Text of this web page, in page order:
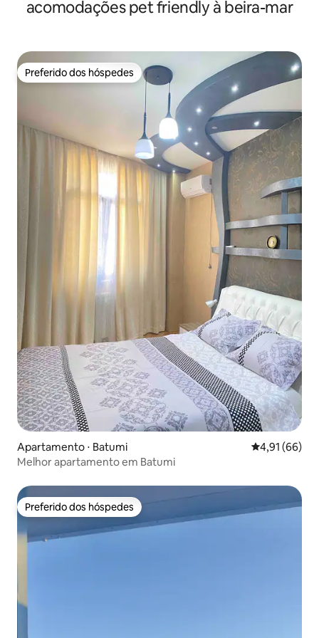
acomodações pet friendly à beira-mar
Preferido dos hóspedes
Preferido dos hóspedes
Apartamento ⋅ Batumi 4,91 de uma
4,91 (66)
Melhor apartamento em Batumi
Preferido dos hóspedes
Preferido dos hóspedes